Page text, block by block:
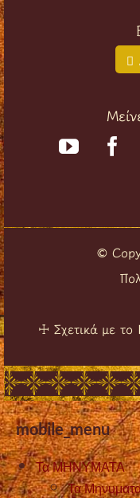
©
☩ Σχετικά με
mobile_menu
Τα ΜΗΝΥΜΑΤΑ
Τα